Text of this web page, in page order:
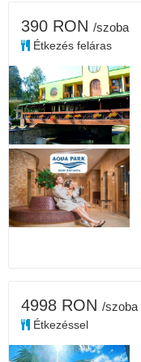
390 RON /szoba
Étkezés feláras
4998 RON /szoba
Étkezéssel